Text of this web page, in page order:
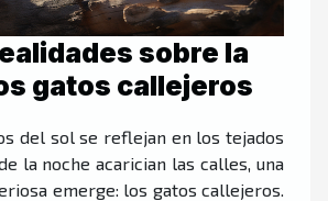
sobre la
gatos callejeros
del sol se reflejan en los tejados
la noche acarician las calles, una
emerge: los gatos callejeros.